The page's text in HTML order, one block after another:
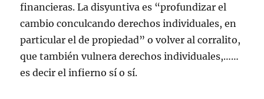
financieras. La disyuntiva es “profundizar el
cambio conculcando derechos individuales, en
particular el de propiedad” o volver al corralito,
que también vulnera derechos individuales,……
es decir el infierno sí o sí.